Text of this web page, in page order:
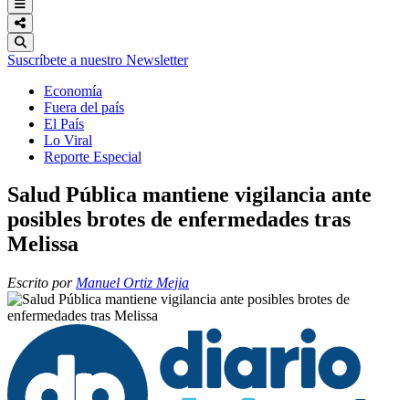
Suscríbete a nuestro Newsletter
Economía
Fuera del país
El País
Lo Viral
Reporte Especial
Salud Pública mantiene vigilancia ante
posibles brotes de enfermedades tras
Melissa
Escrito por Manuel Ortiz Mejia